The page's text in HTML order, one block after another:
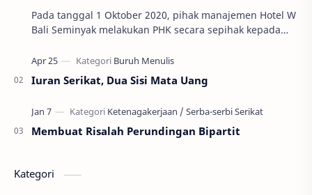
Pada tanggal 1 Oktober 2020, pihak manajemen Hotel W
Bali Seminyak melakukan PHK secara sepihak kepada
Iuran Serikat, Dua Sisi Mata Uang
Membuat Risalah Perundingan Bipartit
Kategori